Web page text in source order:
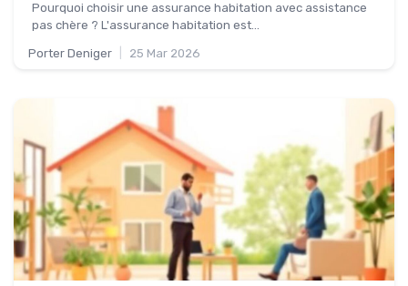
Pourquoi choisir une assurance habitation avec assistance
pas chère ? L'assurance habitation est...
Porter Deniger 25 Mar 2026